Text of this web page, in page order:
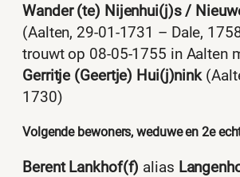
Wander (te) Nijenhui(j)s /
(Aalten, 29-01-1731 – Dale,
trouwt op 08-05-1755 in Aalten
Gerritje (Geertje) Hui(j)nink
1730)
Volgende bewoners, weduwe en 2e
Berent Lankhof(f) alias